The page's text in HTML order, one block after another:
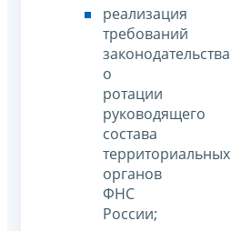
реализация
требований
законодательства
о
ротации
руководящего
состава
территориальных
органов
ФНС
России;